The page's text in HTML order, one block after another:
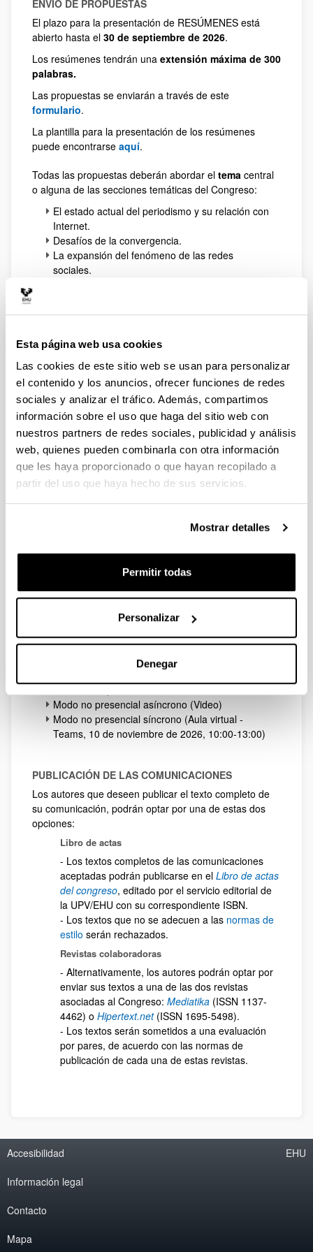
Esta página web usa cookies
Las cookies de este sitio web se usan para personalizar
el contenido y los anuncios, ofrecer funciones de redes
sociales y analizar el tráfico. Además, compartimos
información sobre el uso que haga del sitio web con
nuestros partners de redes sociales, publicidad y análisis
web, quienes pueden combinarla con otra información
que les haya proporcionado o que hayan recopilado a
partir del uso que haya hecho de sus servicios.
Mostrar detalles
Permitir todas
Personalizar
Denegar
ENVÍO DE PROPUESTAS
El plazo para la presentación de RESÚMENES está
abierto hasta el 30 de septiembre de 2026.
Los resúmenes tendrán una extensión máxima de 300
palabras.
Las propuestas se enviarán a través de este
formulario.
La plantilla para la presentación de los resúmenes
puede encontrarse aquí.
Todas las propuestas deberán abordar el tema central
o alguna de las secciones temáticas del Congreso:
El estado actual del periodismo y su relación con
Internet.
Desafíos de la convergencia.
La expansión del fenómeno de las redes
sociales.
los medios.
de la información.
Negocios y estrategias en medios digitales.
Las nuevas tendencias del periodismo
profesional y las nuevas tecnologías.
Los nuevos géneros del periodismo en red.
La enseñanza aprendizaje del periodismo y la
comunicación.
El comité organizador comunicará en el plazo máximo
de 15 días la aceptación o no de la propuesta.
PUBLICACIÓN DE LOS RESÚMENES
correspondiente ISBN.
PRESENTACIÓN DE LAS COMUNICACIÓNES
Las comunicaciones se presentarán en una de estas
Modo no presencial asíncrono (Video)
Modo no presencial síncrono (Aula virtual -
Teams, 10 de noviembre de 2026, 10:00-13:00)
PUBLICACIÓN DE LAS COMUNICACIONES
Los autores que deseen publicar el texto completo de
su comunicación, podrán optar por una de estas dos
opciones:
Libro de actas
- Los textos completos de las comunicaciones
aceptadas podrán publicarse en el Libro de actas
del congreso, editado por el servicio editorial de
la UPV/EHU con su correspondiente ISBN.
- Los textos que no se adecuen a las normas de
estilo serán rechazados.
Revistas colaboradoras
- Alternativamente, los autores podrán optar por
enviar sus textos a una de las dos revistas
asociadas al Congreso: Mediatika (ISSN 1137-
4462) o Hipertext.net(ISSN 1695-5498).
- Los textos serán sometidos a una evaluación
por pares, de acuerdo con las normas de
publicación de cada una de estas revistas.
Accesibilidad
Información legal
Contacto
Mapa
EHU